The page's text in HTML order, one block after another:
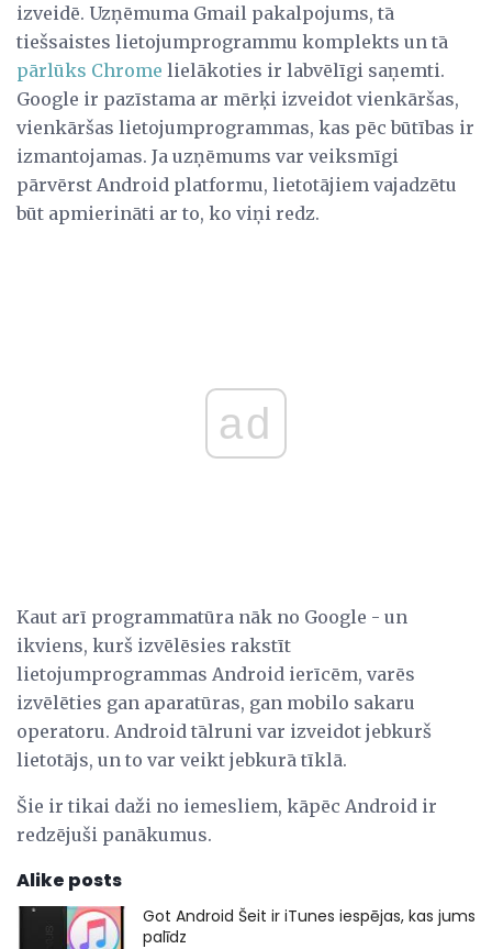
izveidē. Uzņēmuma Gmail pakalpojums, tā
tiešsaistes lietojumprogrammu komplekts un tā
pārlūks Chrome lielākoties ir labvēlīgi saņemti.
Google ir pazīstama ar mērķi izveidot vienkāršas,
vienkāršas lietojumprogrammas, kas pēc būtības ir
izmantojamas. Ja uzņēmums var veiksmīgi
pārvērst Android platformu, lietotājiem vajadzētu
būt apmierināti ar to, ko viņi redz.
ad
Kaut arī programmatūra nāk no Google - un
ikviens, kurš izvēlēsies rakstīt
lietojumprogrammas Android ierīcēm, varēs
izvēlēties gan aparatūras, gan mobilo sakaru
operatoru. Android tālruni var izveidot jebkurš
lietotājs, un to var veikt jebkurā tīklā.
Šie ir tikai daži no iemesliem, kāpēc Android ir
redzējuši panākumus.
Alike posts
Got Android Šeit ir iTunes iespējas, kas jums
palīdz